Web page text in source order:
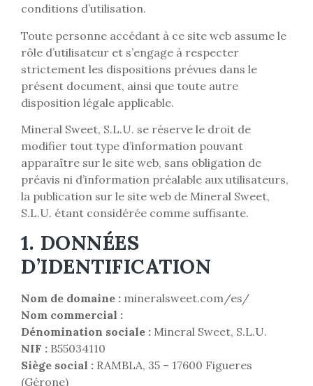
conditions d’utilisation.
Toute personne accédant à ce site web assume le
rôle d’utilisateur et s’engage à respecter
strictement les dispositions prévues dans le
présent document, ainsi que toute autre
disposition légale applicable.
Mineral Sweet, S.L.U. se réserve le droit de
modifier tout type d’information pouvant
apparaître sur le site web, sans obligation de
préavis ni d’information préalable aux utilisateurs,
la publication sur le site web de Mineral Sweet,
S.L.U. étant considérée comme suffisante.
1. DONNÉES
D’IDENTIFICATION
Nom de domaine : mineralsweet.com/es/
Nom commercial :
Dénomination sociale : Mineral Sweet, S.L.U.
NIF : B55034110
Siège social : RAMBLA, 35 – 17600 Figueres
(Gérone)